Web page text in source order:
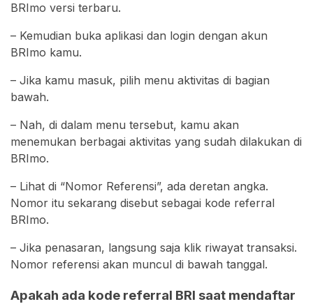
BRImo versi terbaru.
– Kemudian buka aplikasi dan login dengan akun
BRImo kamu.
– Jika kamu masuk, pilih menu aktivitas di bagian
bawah.
– Nah, di dalam menu tersebut, kamu akan
menemukan berbagai aktivitas yang sudah dilakukan di
BRImo.
– Lihat di “Nomor Referensi”, ada deretan angka.
Nomor itu sekarang disebut sebagai kode referral
BRImo.
– Jika penasaran, langsung saja klik riwayat transaksi.
Nomor referensi akan muncul di bawah tanggal.
Apakah ada kode referral BRI saat mendaftar